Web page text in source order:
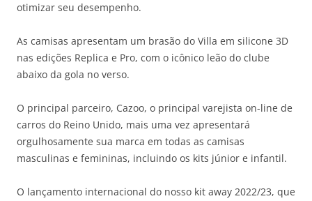
otimizar seu desempenho.
As camisas apresentam um brasão do Villa em silicone 3D
nas edições Replica e Pro, com o icônico leão do clube
abaixo da gola no verso.
O principal parceiro, Cazoo, o principal varejista on-line de
carros do Reino Unido, mais uma vez apresentará
orgulhosamente sua marca em todas as camisas
masculinas e femininas, incluindo os kits júnior e infantil.
O lançamento internacional do nosso kit away 2022/23, que